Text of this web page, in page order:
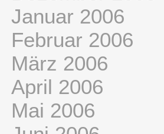
Januar 2006
Februar 2006
März 2006
April 2006
Mai 2006